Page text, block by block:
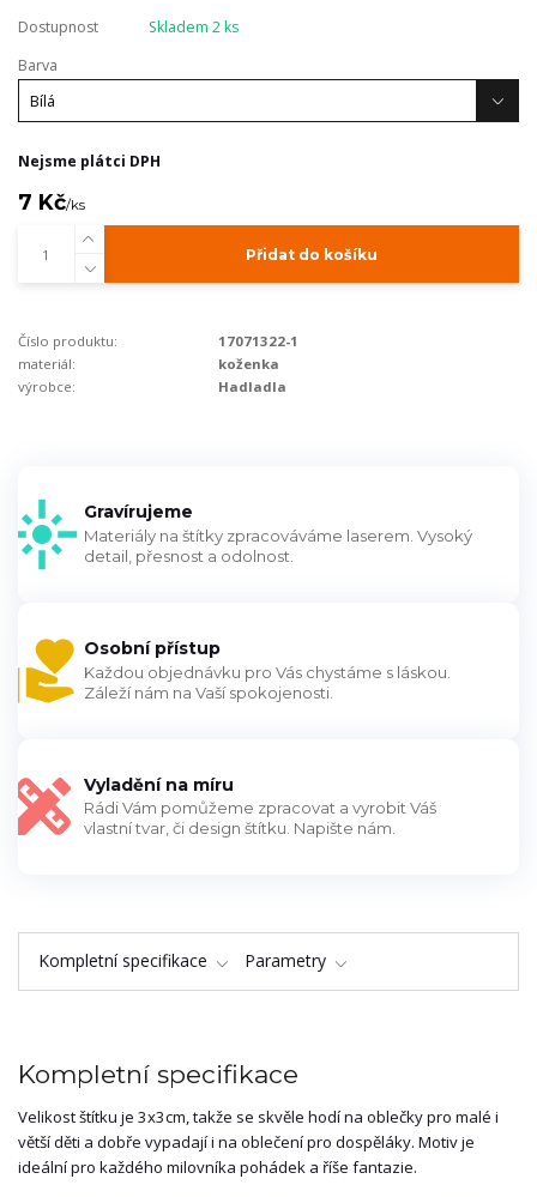
Dostupnost
Skladem 2 ks
Barva
Nejsme plátci DPH
7 Kč/ks
Přidat do košíku
Číslo produktu:
17071322-1
materiál:
koženka
výrobce:
Hadladla
Gravírujeme
Materiály na štítky zpracováváme laserem. Vysoký
detail, přesnost a odolnost.
Osobní přístup
Každou objednávku pro Vás chystáme s láskou.
Záleží nám na Vaší spokojenosti.
Vyladění na míru
Rádi Vám pomůžeme zpracovat a vyrobit Váš
vlastní tvar, či design štítku. Napište nám.
Kompletní specifikace Parametry
Kompletní specifikace
Velikost štítku je 3x3cm, takže se skvěle hodí na oblečky pro malé i
větší děti a dobře vypadají i na oblečení pro dospěláky. Motiv je
ideální pro každého milovníka pohádek a říše fantazie.